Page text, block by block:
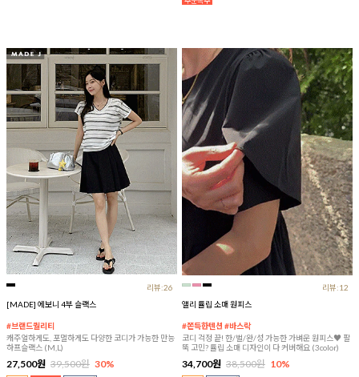
리뷰:26
[MADE] 에보니 4부 슬랙스
#브랜드퀄리티
캐주얼하게도, 포멀하게도 다양한 코디가 가능한 만능
하프슬랙스 (M,L)
27,500원 39,500원 30%
리뷰:12
앨리 튤립 소매 원피스
#쫀득한텐션 #바스락
코디 걱정 끝! 한/벌/완/성 가능한 가벼운 원피스♥ 팔
뚝 고민? 튤립 소매 디자인이 다 커버해요 (3color)
34,700원 38,500원 10%